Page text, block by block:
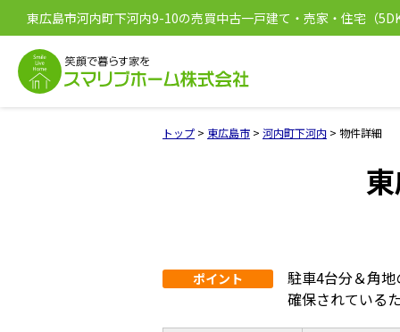
東広島市河内町下河内9-10の売買中古一戸建て・売家・住宅（
[11344]
トップ > 東広島市 > 河内町下河内 > 物件詳細
ポイント
駐車4台分＆角
確保されている